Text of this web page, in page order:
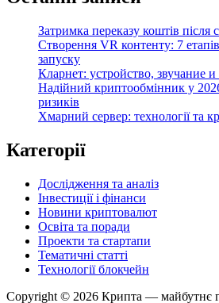
Затримка переказу коштів після
Створення VR контенту: 7
запуску
Кларнет: устройство, звучание и
Надійний криптообмінник у
ризиків
Хмарний сервер: технології та
Категорії
Дослідження та аналіз
Інвестиції і фінанси
Новини криптовалют
Освіта та поради
Проекти та стартапи
Тематичні статті
Технології блокчейн
Copyright © 2026 Крипта — майбутнє